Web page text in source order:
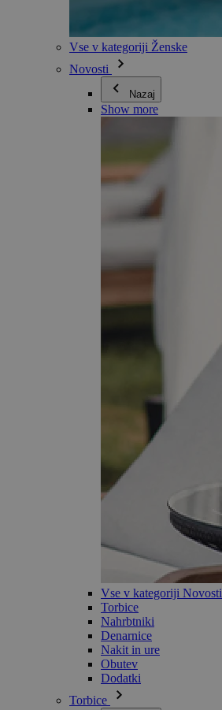
Vse v kategoriji Ženske
Novosti
Nazaj
Show more
Vse v kategoriji Novosti
Torbice
Nahrbtniki
Denarnice
Nakit in ure
Obutev
Dodatki
Torbice